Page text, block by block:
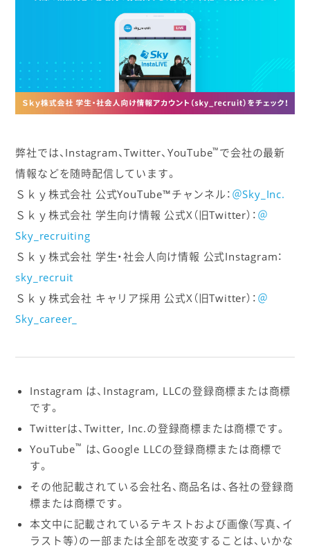
弊社では、Instagram、Twitter、YouTube™ で会社の最新
情報などを随時配信しています。
Ｓｋｙ株式会社 公式YouTube™チャンネル： ＠Sky_Inc.
Ｓｋｙ株式会社 学生向け情報 公式X（旧Twitter）： ＠
Sky_recruiting
Ｓｋｙ株式会社 学生・社会人向け情報 公式Instagram：
sky_recruit
Ｓｋｙ株式会社 キャリア採用 公式X（旧Twitter）： ＠
Sky_career_
Instagram は、Instagram, LLCの登録商標または商標
です。
Twitterは、Twitter, Inc.の登録商標または商標です。
YouTube™ は、Google LLCの登録商標または商標で
す。
その他記載されている会社名、商品名は、各社の登録商
標または商標です。
本文中に記載されているテキストおよび画像（写真、イ
ラスト等）の一部または全部を改変することは、いかな